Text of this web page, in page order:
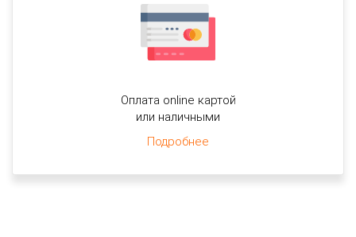
Оплата online картой
или наличными
Подробнее